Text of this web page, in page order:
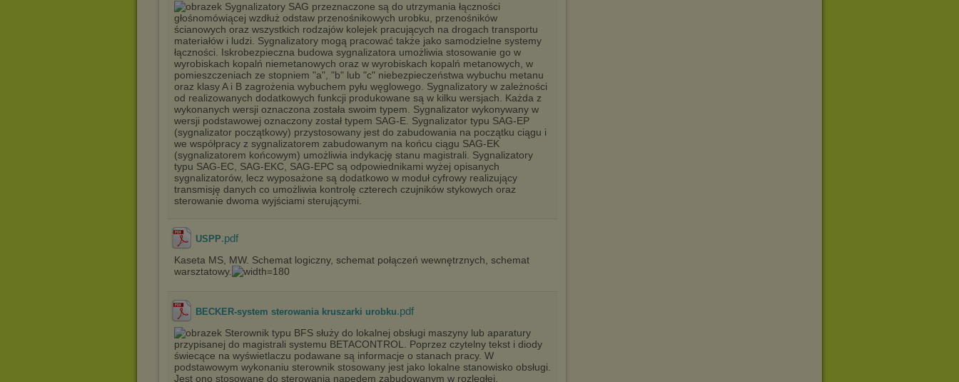
Sygnalizatory SAG przeznaczone są do utrzymania łączności
głośnomówiącej wzdłuż odstaw przenośnikowych urobku, przenośników
ścianowych oraz wszystkich rodzajów kolejek pracujących na drogach transportu
materiałów i ludzi. Sygnalizatory mogą pracować także jako samodzielne systemy
łączności. Iskrobezpieczna budowa sygnalizatora umożliwia stosowanie go w
wyrobiskach kopalń niemetanowych oraz w wyrobiskach kopalń metanowych, w
pomieszczeniach ze stopniem "a", "b" lub "c" niebezpieczeństwa wybuchu metanu
oraz klasy A i B zagrożenia wybuchem pyłu węglowego. Sygnalizatory w zależności
od realizowanych dodatkowych funkcji produkowane są w kilku wersjach. Każda z
wykonanych wersji oznaczona została swoim typem. Sygnalizator wykonywany w
wersji podstawowej oznaczony został typem SAG-E. Sygnalizator typu SAG-EP
(sygnalizator początkowy) przystosowany jest do zabudowania na początku ciągu i
we współpracy z sygnalizatorem zabudowanym na końcu ciągu SAG-EK
(sygnalizatorem końcowym) umożliwia indykację stanu magistrali. Sygnalizatory
typu SAG-EC, SAG-EKC, SAG-EPC są odpowiednikami wyżej opisanych
sygnalizatorów, lecz wyposażone są dodatkowo w moduł cyfrowy realizujący
transmisję danych co umożliwia kontrolę czterech czujników stykowych oraz
sterowanie dwoma wyjściami sterującymi.
USPP.pdf
Kaseta MS, MW. Schemat logiczny, schemat połączeń wewnętrznych, schemat
warsztatowy.
BECKER-system sterowania kruszarki urobku.pdf
Sterownik typu BFS służy do lokalnej obsługi maszyny lub aparatury
przypisanej do magistrali systemu BETACONTROL. Poprzez czytelny tekst i diody
świecące na wyświetlaczu podawane są informacje o stanach pracy. W
podstawowym wykonaniu sterownik stosowany jest jako lokalne stanowisko obsługi.
Jest ono stosowane do sterowania napędem zabudowanym w rozległej,